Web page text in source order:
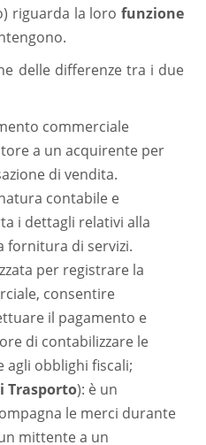
riguarda la loro funzione
delle differenze tra i due
commerciale
a un acquirente per
di vendita.
contabile e
i dettagli relativi alla
fornitura di servizi.
per registrare la
consentire
il pagamento e
di contabilizzare le
agli obblighi fiscali;
Trasporto): è un
le merci durante
mittente a un